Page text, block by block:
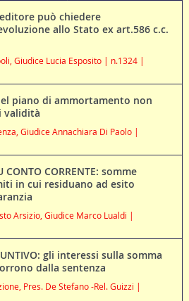
può chiedere
allo Stato ex art.586 c.c.
Giudice Lucia Esposito | n.1324 |
piano di ammortamento non
validità
Giudice Annachiara Di Paolo |
CONTO CORRENTE: somme
in cui residuano ad esito
Arsizio, Giudice Marco Lualdi |
gli interessi sulla somma
dalla sentenza
Pres. De Stefano -Rel. Guizzi |